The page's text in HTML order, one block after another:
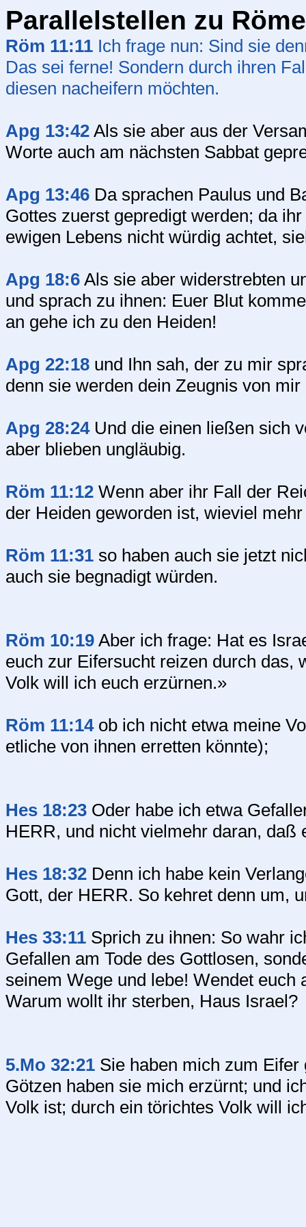
Parallelstellen zu
Röm 11:11 Ich frage nun: Sind sie
Das sei ferne! Sondern durch ihren
diesen nacheifern möchten.
Apg 13:42 Als sie aber aus der
Worte auch am nächsten Sabbat
Apg 13:46 Da sprachen Paulus und
Gottes zuerst gepredigt werden; da
ewigen Lebens nicht würdig achtet,
Apg 18:6 Als sie aber widerstrebten
und sprach zu ihnen: Euer Blut
an gehe ich zu den Heiden!
Apg 22:18 und Ihn sah, der zu mir
denn sie werden dein Zeugnis von
Apg 28:24Und die einen ließen sich
aber blieben ungläubig.
Röm 11:12 Wenn aber ihr Fall der
der Heiden geworden ist, wieviel
Röm 11:31 so haben auch sie jetzt
auch sie begnadigt würden.
Röm 10:19 Aber ich frage: Hat es
euch zur Eifersucht reizen durch das,
Volk will ich euch erzürnen.»
Röm 11:14ob ich nicht etwa meine
etliche von ihnen erretten könnte);
Hes 18:23 Oder habe ich etwa
HERR, und nicht vielmehr daran,
Hes 18:32 Denn ich habe kein
Gott, der HERR. So kehret denn um,
Hes 33:11 Sprich zu ihnen: So wahr
Gefallen am Tode des Gottlosen,
seinem Wege und lebe! Wendet euch
Warum wollt ihr sterben, Haus Israel?
5.Mo 32:21 Sie haben mich zum
Götzen haben sie mich erzürnt; und
Volk ist; durch ein törichtes Volk will